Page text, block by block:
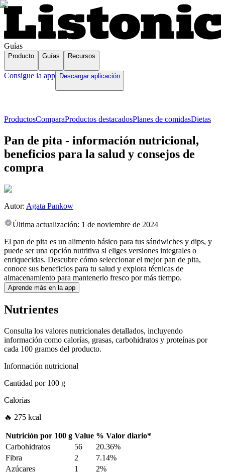
Guías
Producto Guías Recursos
Consigue la app Descargar aplicación
ProductosComparaProductos destacadosPlanes de comidasDietas
Pan de pita - información nutricional,
beneficios para la salud y consejos de
compra
Autor: Agata Pankow
Última actualización: 1 de noviembre de 2024
El pan de pita es un alimento básico para tus sándwiches y dips, y
puede ser una opción nutritiva si eliges versiones integrales o
enriquecidas. Descubre cómo seleccionar el mejor pan de pita,
conoce sus beneficios para tu salud y explora técnicas de
almacenamiento para mantenerlo fresco por más tiempo.
Aprende más en la app
Nutrientes
Consulta los valores nutricionales detallados, incluyendo
información como calorías, grasas, carbohidratos y proteínas por
cada 100 gramos del producto.
Información nutricional
Cantidad por100 g
Calorías
🔥 275 kcal
Nutrición por 100 g Value % Valor diario*
Carbohidratos
56
20.36%
Fibra
2
7.14%
Azúcares
1
2%